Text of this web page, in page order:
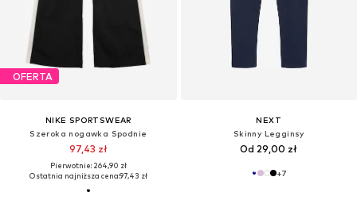
OFERTA
NIKE SPORTSWEAR
Szeroka nogawka Spodnie
97,43 zł
Pierwotnie: 264,90 zł
Ostatnia najniższa cena:97,43 zł
NEXT
Skinny Legginsy
Od 29,00 zł
+7